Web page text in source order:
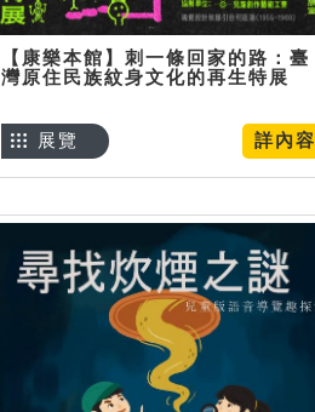
【康樂本館】刺一條回家的路：臺
灣原住民族紋身文化的再生特展
詳內容
展覽